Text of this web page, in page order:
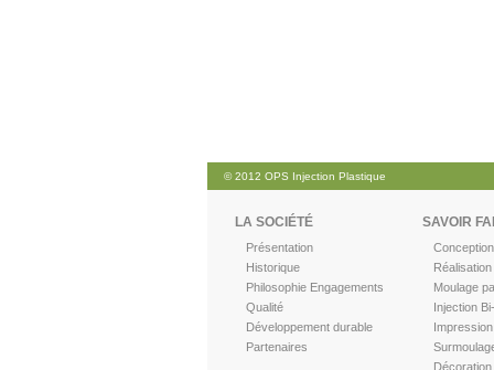
© 2012 OPS Injection Plastique
LA SOCIÉTÉ
Présentation
Historique
Philosophie Engagements
Qualité
Développement durable
Partenaires
SAVOIR
Moulage
Injection